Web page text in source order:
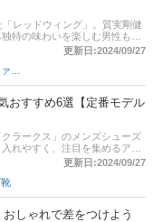
レッドウィング」。質実剛健
特の味わいを楽しむ男性も多
、レッドウィングのブーツの
気のワークブーツ・アイリッ
ッカブーツなどをピックアッ
の最新人気ランキングもある
クしてみてください。
更新日:2024/09/27
おすすめ6選【定番モデル
ラークス」のメンズシューズ
れやすく、注目を集めるアイ
ューズをたくさん販売してい
。この記事では、プロダクト
、クラークスのメンズシュー
す。
更新日:2024/09/27
靴
しゃれで差をつけよう